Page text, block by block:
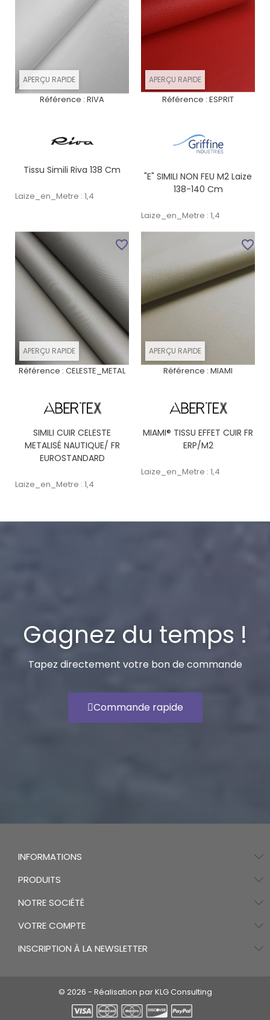
APERÇU RAPIDE
Référence : RIVA
Tissu Simili Riva 138 Cm
Laize_en_Metre : 1,4
APERÇU RAPIDE
Référence : ESPRIT
"E" SIMILI NON FEU M2 Laize
138-140 Cm
Laize_en_Metre : 1,4
APERÇU RAPIDE
Référence : CELESTE_METAL
SIMILI CUIR CELESTE
METALISÉ NAUTIQUE/ FR
EUROSTANDARD
Laize_en_Metre : 1,4
favorite_border
APERÇU RAPIDE
Référence : MIAMI
MIAMI® TISSU EFFET CUIR FR
ERP/M2
Laize_en_Metre : 1,4
favorite_border
Gagnez du temps !
Tapez directement votre bon de commande
Commande rapide
INFORMATIONS
PRODUITS
NOTRE SOCIÉTÉ
VOTRE COMPTE
INSCRIPTION À LA NEWSLETTER
© 2026 - Réalisation par KLG Consulting